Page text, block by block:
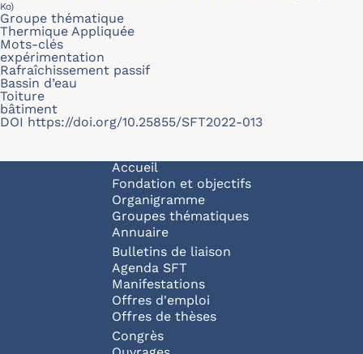
Ko)
Groupe thématique
Thermique Appliquée
Mots-clés
expérimentation
Rafraîchissement passif
Bassin d’eau
Toiture
bâtiment
DOI https://doi.org/10.25855/SFT2022-013
Navigation principale
Accueil
Fondation et objectifs
Organigramme
Groupes thématiques
Annuaire
Bulletins de liaison
Agenda SFT
Manifestations
Offres d'emploi
Offres de thèses
Congrès